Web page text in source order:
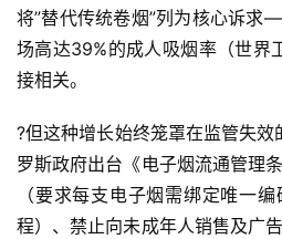
将”替代传统卷烟”列为核心诉
场高达39%的成人吸烟率（世界
接相关。
?但这种增长始终笼罩在监管失
罗斯政府出台《电子烟流通管理
（要求每支电子烟需绑定唯一
程）、禁止向未成年人销售及广